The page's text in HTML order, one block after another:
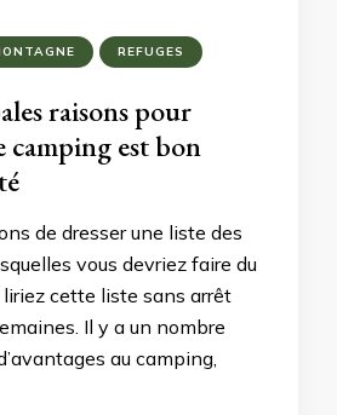
REFUGES
raisons pour
camping est bon
de dresser une liste des
vous devriez faire du
cette liste sans arrêt
Il y a un nombre
au camping,